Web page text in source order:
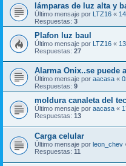
lámparas de luz alta y
Último mensaje por LTZ16 «
Respuestas: 3
Plafon luz baul
Último mensaje por LTZ16 «
Respuestas: 27
Alarma Onix..se puede
Último mensaje por aacasa «
Respuestas: 9
moldura canaleta del
Último mensaje por aacasa «
Respuestas: 13
Carga celular
Último mensaje por leon_chev
Respuestas: 11